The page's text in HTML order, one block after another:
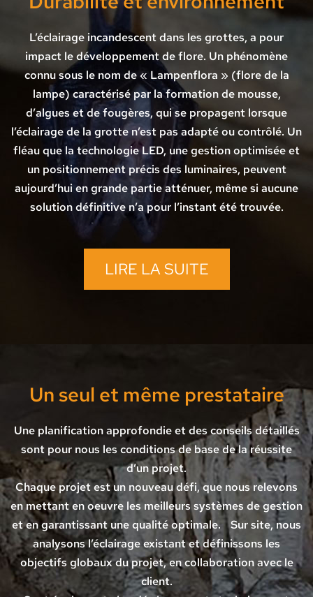
L’éclairage incandescent dans les grottes, a pour
impact le développement de flore. Un phénomène
connu sous le nom de « Lampenflora » (flore de la
lampe) caractérisé par la formation de mousse,
d’algues et de fougères, qui se propagent lorsque
l’éclairage de la grotte n’est pas adapté ou contrôlé. Un
fléau que la technologie LED, une gestion optimisée et
un positionnement précis des luminaires, peuvent
aujourd’hui en grande partie atténuer, même si aucune
solution définitive n’a pour l’instant été trouvée.
LIRE LA SUITE
Un seul et même prestataire
Une planification approfondie et des conseils détaillés
sont pour nous les conditions de base de la réussite
d’un projet.
Chaque projet est un nouveau défi, que nous relevons
en mettant en oeuvre les meilleurs systèmes de gestion
et en garantissant une qualité optimale. Sur site, nous
analysons l’éclairage existant et définissons les
objectifs globaux du projet, en collaboration avec le
client.